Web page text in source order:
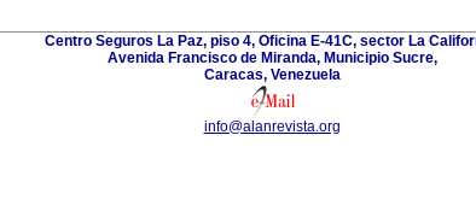
Centro Seguros La Paz, piso 4, Oficina E-41C, sector La
Avenida Francisco de Miranda, Municipio Sucre,
Caracas, Venezuela
info@alanrevista.org